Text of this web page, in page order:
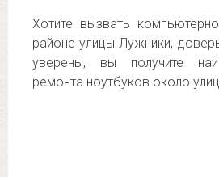
Хотите вызвать
районе улицы Лужники,
уверены, вы получите
ремонта ноутбуков около